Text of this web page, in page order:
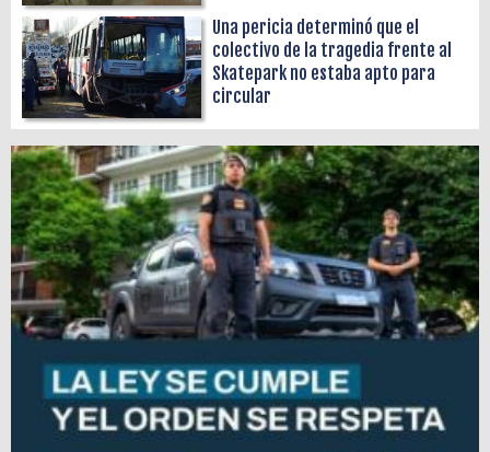
Una pericia determinó que el
colectivo de la tragedia frente al
Skatepark no estaba apto para
circular